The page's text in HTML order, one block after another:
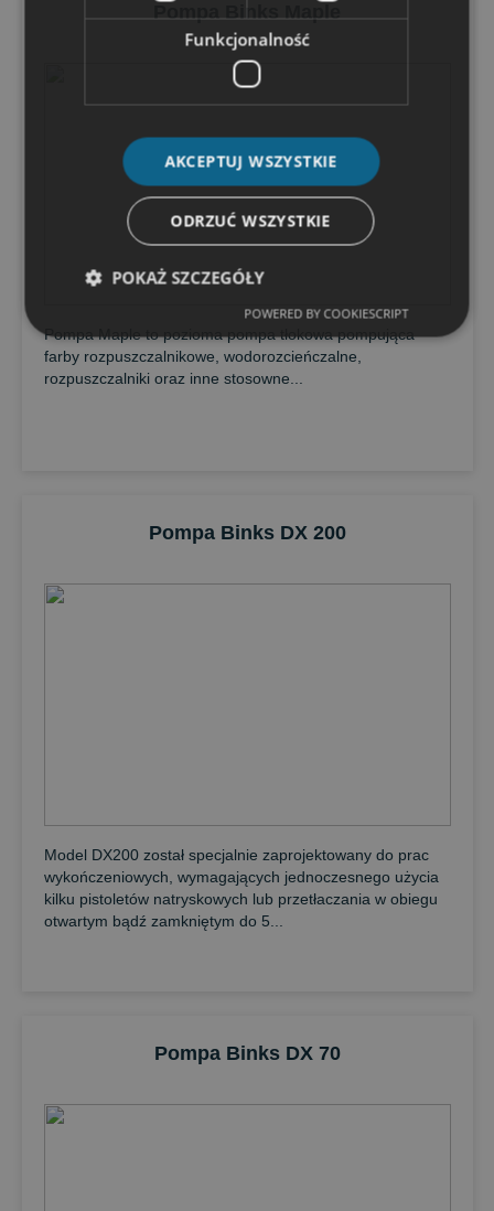
Pompa Binks Maple
Pompa Maple to pozioma pompa tłokowa pompująca
farby rozpuszczalnikowe, wodorozcieńczalne,
rozpuszczalniki oraz inne stosowne...
Pompa Binks DX 200
Model DX200 został specjalnie zaprojektowany do prac
wykończeniowych, wymagających jednoczesnego użycia
kilku pistoletów natryskowych lub przetłaczania w obiegu
otwartym bądź zamkniętym do 5...
Pompa Binks DX 70
Funkcjonalność
AKCEPTUJ WSZYSTKIE
ODRZUĆ WSZYSTKIE
POKAŻ SZCZEGÓŁY
POWERED BY COOKIESCRIPT